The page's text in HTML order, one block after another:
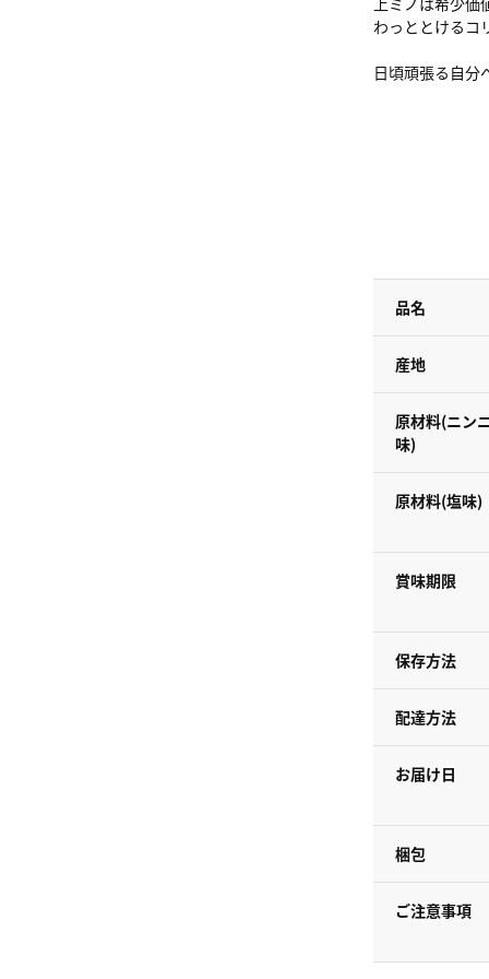
わっととけるコ
日頃頑張る自分
品名
産地
原材料(ニン
味)
原材料(塩味)
賞味期限
保存方法
配達方法
お届け日
梱包
ご注意事項